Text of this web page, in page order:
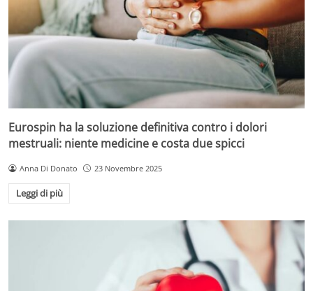
Eurospin ha la soluzione definitiva contro i dolori
mestruali: niente medicine e costa due spicci
Anna Di Donato 23 Novembre 2025
Leggi di più